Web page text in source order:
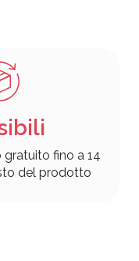
gratuito fino a 14
del prodotto